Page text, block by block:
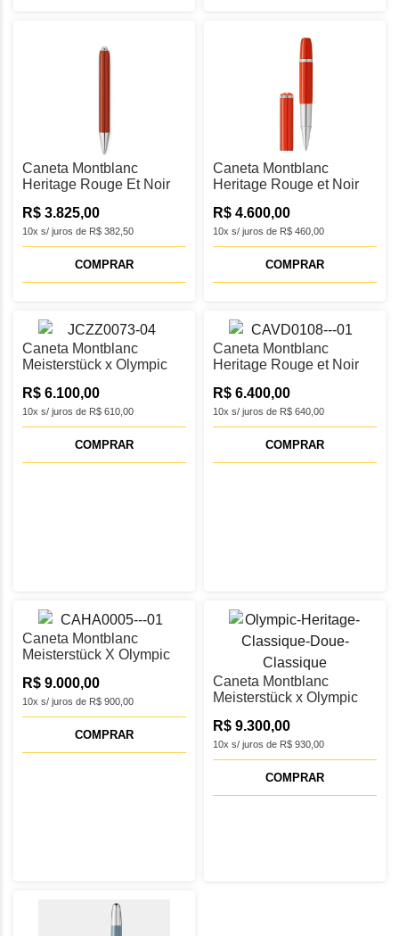
Caneta Montblanc
Heritage Rouge Et Noir
MB127858
10x s/ juros de R$ 382,50
R$ 3.825,00
COMPRAR
Caneta Montblanc
Heritage Rouge et Noir
MB127857
10x s/ juros de R$ 460,00
R$ 4.600,00
COMPRAR
Caneta Montblanc
Meisterstück x Olympic
Esferográfica -
MB131369
10x s/ juros de R$ 610,00
R$ 6.100,00
COMPRAR
Caneta Montblanc
Heritage Rouge et Noir
MB127856
10x s/ juros de R$ 640,00
R$ 6.400,00
COMPRAR
Caneta Montblanc
Meisterstück X Olympic
Solitaire Esferográfica -
MB131373
10x s/ juros de R$ 900,00
R$ 9.000,00
COMPRAR
Caneta Montblanc
Meisterstück x Olympic
Doué Classique Tinteiro
M - MB131367
10x s/ juros de R$ 930,00
R$ 9.300,00
COMPRAR